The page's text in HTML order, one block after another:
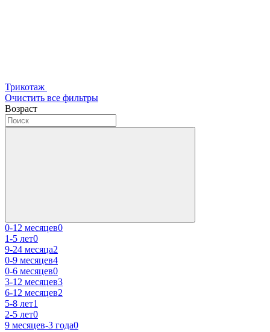
Трикотаж
Очистить все фильтры
Возраст
0-12 месяцев0
1-5 лет0
9-24 месяца2
0-9 месяцев4
0-6 месяцев0
3-12 месяцев3
6-12 месяцев2
5-8 лет1
2-5 лет0
9 месяцев-3 года0